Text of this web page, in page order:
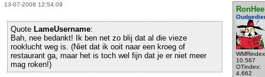
13-07-2008 12:54:09
RonHee
10.567
OTindex:
4.662
Quote LameUsername:
Bah, nee bedankt! Ik ben net zo blij dat al die vieze
rooklucht weg is. (Niet dat ik ooit naar een kroeg of
restaurant ga, maar het is toch wel fijn dat je er niet meer
mag roken!)